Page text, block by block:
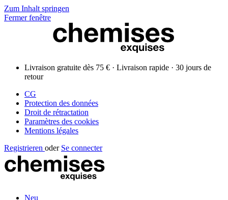
Zum Inhalt springen
Fermer fenêtre
Livraison gratuite dès 75 € · Livraison rapide · 30 jours de
retour
CG
Protection des données
Droit de rétractation
Paramètres des cookies
Mentions légales
Registrieren oder Se connecter
Neu